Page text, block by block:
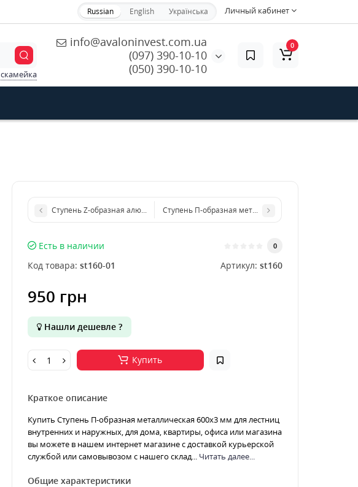
Личный кабинет
Russian English Українська
info@avaloninvest.com.ua
(097) 390-10-10
(050) 390-10-10
скамейка
0
Ступень Z-образная алюминиевая 1500x4 ммСтупень П-образная металлическая 600x4 мм
Есть в наличии 0
Код товара: st160-01 Артикул: st160
950 грн
Нашли дешевле ?
Купить
Краткое описание
Купить Ступень П-образная металлическая 600x3 мм для лестниц
внутренних и наружных, для дома, квартиры, офиса или магазина
вы можете в нашем интернет магазине с доставкой курьерской
службой или самовывозом с нашего склад... Читать далее...
Общие характеристики